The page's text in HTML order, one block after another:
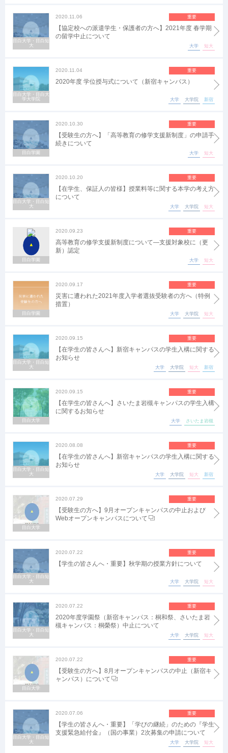
2020.11.06 重要
【協定校への派遣学生・保護者の方へ】2021年度 春学期
の留学中止について
大学 短大
目白大学・目白短
大
2020.11.04 重要
2020年度 学位授与式について（新宿キャンパス）
大学 大学院 新宿
目白大学・目白大
学大学院
2020.10.30 重要
【受験生の方へ】「高等教育の修学支援新制度」の申請手
続きについて
大学 短大
目白学園
2020.10.20 重要
【在学生、保証人の皆様】授業料等に関する本学の考え方
について
大学 大学院 短大
目白大学・目白短
大
2020.09.23 重要
高等教育の修学支援新制度について―支援対象校に（更
新）認定
大学 短大
目白学園
2020.09.17 重要
災害に遭われた2021年度入学者選抜受験者の方へ（特例
措置）
大学 大学院 短大
目白学園
2020.09.15 重要
【在学生の皆さんへ】新宿キャンパスの学生入構に関する
お知らせ
大学 大学院 短大 新宿
目白大学・目白短
大
2020.09.15 重要
【在学生の皆さんへ】さいたま岩槻キャンパスの学生入構
に関するお知らせ
大学 さいたま岩槻
目白大学
2020.08.08 重要
【在学生の皆さんへ】新宿キャンパスの学生入構に関する
お知らせ
大学 大学院 短大 新宿
目白大学・目白短
大
2020.07.29 重要
【受験生の方へ】9月オープンキャンパスの中止および
Webオープンキャンパスについて
目白大学
2020.07.22 重要
【学生の皆さんへ・重要】秋学期の授業方針について
大学 大学院 短大
目白大学・目白短
大
2020.07.22 重要
2020年度学園祭（新宿キャンパス：桐和祭、さいたま岩
槻キャンパス：桐榮祭）中止について
大学 大学院 短大
目白大学・目白短
大
2020.07.22 重要
【受験生の方へ】8月オープンキャンパスの中止（新宿キ
ャンパス）について
目白大学
2020.07.06 重要
【学生の皆さんへ・重要】「学びの継続」のための『学生
支援緊急給付金』（国の事業）2次募集の申請について
大学 大学院 短大
目白大学・目白短
大